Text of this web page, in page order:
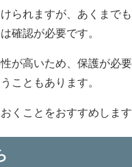
られますが、あくまで
確認が必要です。
高いため、保護が必要
こともあります。
くことをおすすめします